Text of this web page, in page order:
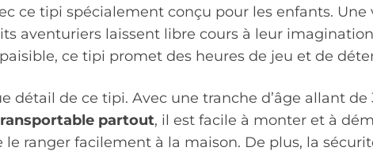
ce tipi spécialement conçu pour les enfants.
aventuriers laissent libre cours à leur
ce tipi promet des heures de jeu et de
détail de ce tipi. Avec une tranche d’âge allant de
partout, il est facile à monter et à
ranger facilement à la maison. De plus, la